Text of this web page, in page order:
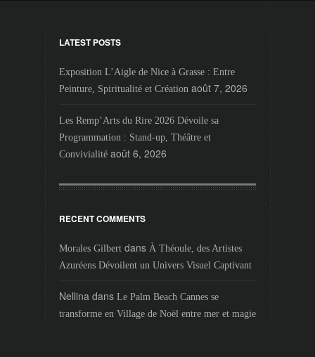
LATEST POSTS
Exposition L’Aigle de Nice à Grasse : Entre
Peinture, Spiritualité et Création août 7, 2026
Les Remp’Arts du Rire 2026 Dévoile sa
Programmation : Stand-up, Théâtre et
Convivialité août 6, 2026
RECENT COMMENTS
Morales Gilbertdans À Théoule, des Artistes
Azuréens Dévoilent un Univers Visuel Captivant
Nellina dans Le Palm Beach Cannes se
transforme en Village de Noël entre mer et magie